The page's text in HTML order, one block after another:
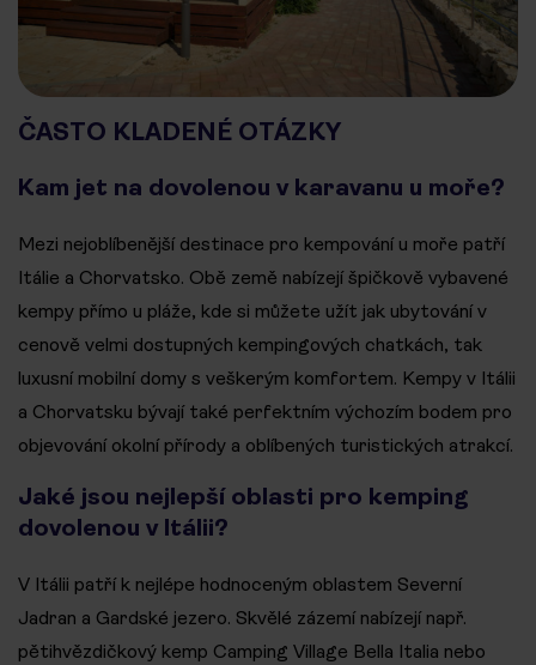
ČASTO KLADENÉ OTÁZKY
Kam jet na dovolenou v karavanu u moře?
Mezi nejoblíbenější destinace pro kempování u moře patří
Itálie a Chorvatsko. Obě země nabízejí špičkově vybavené
kempy přímo u pláže, kde si můžete užít jak ubytování v
cenově velmi dostupných kempingových chatkách, tak
luxusní mobilní domy s veškerým komfortem. Kempy v Itálii
a Chorvatsku bývají také perfektním výchozím bodem pro
objevování okolní přírody a oblíbených turistických atrakcí.
Jaké jsou nejlepší oblasti pro kemping
dovolenou v Itálii?
V Itálii patří k nejlépe hodnoceným oblastem Severní
Jadran a Gardské jezero. Skvělé zázemí nabízejí např.
pětihvězdičkový kemp Camping Village Bella Italia nebo